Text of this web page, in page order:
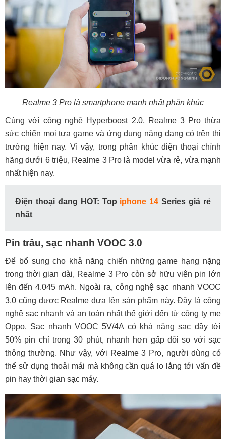
Realme 3 Pro là smartphone mạnh nhất phân khúc
Cùng với công nghệ Hyperboost 2.0, Realme 3 Pro thừa
sức chiến mọi tựa game và ứng dụng nặng đang có trên thị
trường hiện nay. Vì vậy, trong phân khúc điện thoại chính
hãng dưới 6 triệu, Realme 3 Pro là model vừa rẻ, vừa mạnh
nhất hiện nay.
Điện thoại đang HOT: Top iphone 14 Series giá rẻ
nhất
Pin trâu, sạc nhanh VOOC 3.0
Để bổ sung cho khả năng chiến những game hạng nặng
trong thời gian dài, Realme 3 Pro còn sở hữu viên pin lớn
lên đến 4.045 mAh. Ngoài ra, công nghệ sạc nhanh VOOC
3.0 cũng được Realme đưa lên sản phẩm này.Đây là công
nghệ sạc nhanh và an toàn nhất thế giới đến từ công ty mẹ
Oppo. Sạc nhanh VOOC 5V/4A có khả năng sạc đầy tới
50% pin chỉ trong 30 phút, nhanh hơn gấp đôi so với sạc
thông thường. Như vậy, với Realme 3 Pro, người dùng có
thể sử dụng thoải mái mà không cần quá lo lắng tới vấn đề
pin hay thời gian sạc máy.